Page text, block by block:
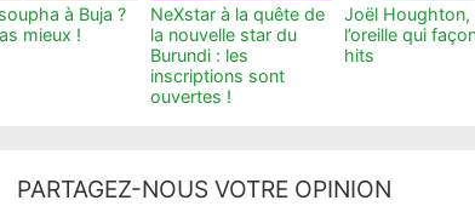
à Buja ?
mieux !
NeXstar à la quête de
la nouvelle star du
Burundi : les
inscriptions sont
ouvertes !
Joël Houghton,
l’oreille qui
hits
PARTAGEZ-NOUS VOTRE OPINION